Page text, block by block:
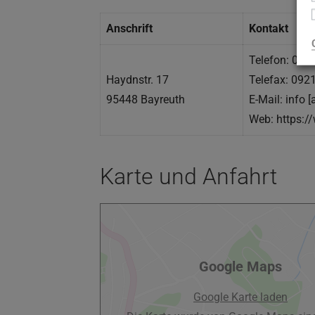
Anschrift Kontakt
Haydnstr. 17
95448 Bayreuth
Telefon:
Telefax:
E-Mail: info
Web:
Karte und Anfahrt
Google Maps
Google Karte laden